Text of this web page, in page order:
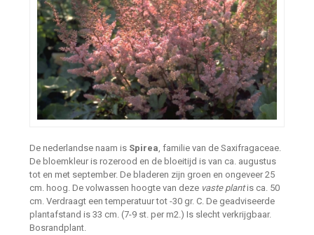
De nederlandse naam is Spirea, familie van de Saxifragaceae.
De bloemkleur is rozerood en de bloeitijd is van ca. augustus
tot en met september. De bladeren zijn groen en ongeveer 25
cm. hoog. De volwassen hoogte van deze vaste plantis ca. 50
cm. Verdraagt een temperatuur tot -30 gr. C. De geadviseerde
plantafstand is 33 cm. (7-9 st. per m2.) Is slecht verkrijgbaar.
Bosrandplant.